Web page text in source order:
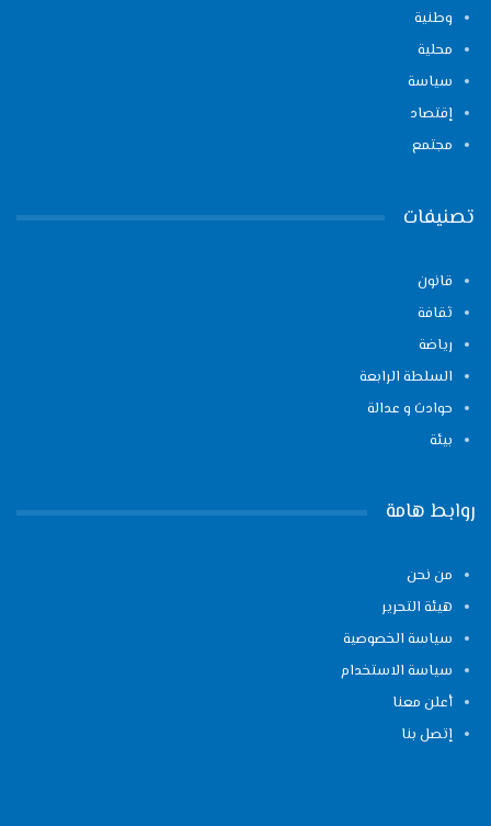
وطنية
محلية
سياسة
إقتصاد
مجتمع
تصنيفات
قانون
ثقافة
رياضة
السلطة الرابعة
حوادث و عدالة
بيئة
روابط هامة
من نحن
هيئة التحرير
سياسة الخصوصية
سياسة الاستخدام
أعلن معنا
إتصل بنا